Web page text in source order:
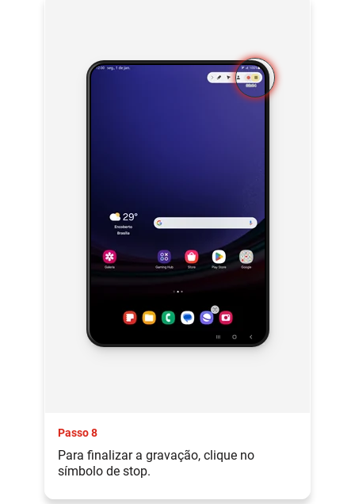
Passo 8
Para finalizar a gravação, clique no
símbolo de stop.